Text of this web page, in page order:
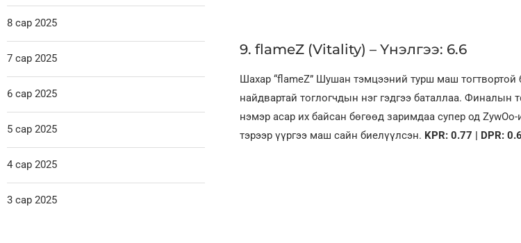
9. flameZ (Vitality) – Үнэлгээ: 6.6
Шахар “flameZ” Шушан тэмцээний турш маш
найдвартай тоглогчдын нэг гэдгээ баталлаа. Финалын
нэмэр асар их байсан бөгөөд заримдаа супер од
тэрээр үүргээ маш сайн биелүүлсэн. KPR: 0.77 | DPR:
8 сар 2025
7 сар 2025
6 сар 2025
5 сар 2025
4 сар 2025
3 сар 2025